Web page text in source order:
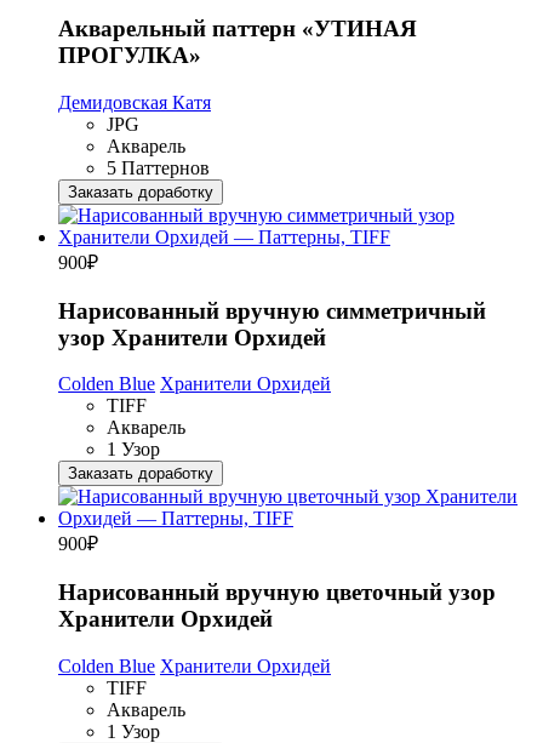
Акварельный паттерн «УТИНАЯ
ПРОГУЛКА»
Демидовская Катя
JPG
Акварель
5 Паттернов
Заказать доработку
900₽
Нарисованный вручную симметричный
узор Хранители Орхидей
Colden Blue Хранители Орхидей
TIFF
Акварель
1 Узор
Заказать доработку
900₽
Нарисованный вручную цветочный узор
Хранители Орхидей
Colden Blue Хранители Орхидей
TIFF
Акварель
1 Узор